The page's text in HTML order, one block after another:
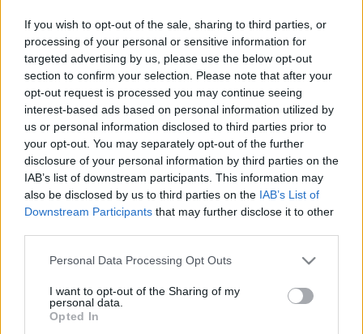
If you wish to opt-out of the sale, sharing to third parties, or
processing of your personal or sensitive information for
targeted advertising by us, please use the below opt-out
section to confirm your selection. Please note that after your
opt-out request is processed you may continue seeing
interest-based ads based on personal information utilized by
us or personal information disclosed to third parties prior to
your opt-out. You may separately opt-out of the further
disclosure of your personal information by third parties on the
IAB’s list of downstream participants. This information may
also be disclosed by us to third parties on the IAB’s List of
Downstream Participants that may further disclose it to other
Please note that this website/app uses one or more Google
not limited to your visit or usage behaviour. You may click to
grant or deny consent to Google and its third-party tags to
use your data for below specified purposes in below Google
Personal Data Processing Opt Outs
I want to opt-out of the Sharing of my
personal data.
Opted In
LEGFRISSEBB
Országos hírek
Megérkezett az eső a Duna vízgyűjtőjére
Aktuális
Paks II.: Mit jelent az 5. blokk új
árnyékában?